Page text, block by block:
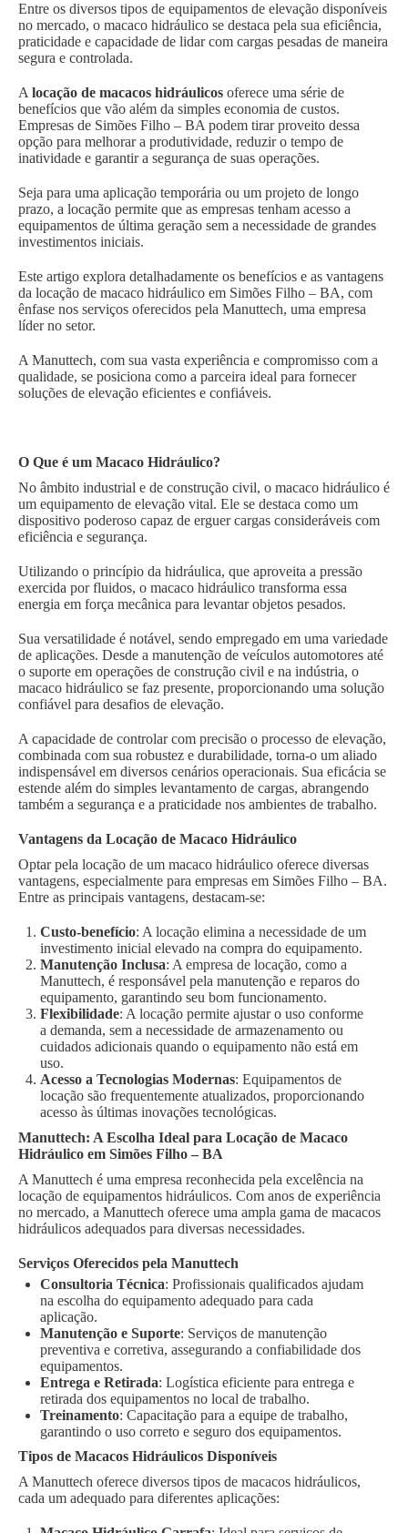
Entre os diversos tipos de equipamentos de elevação disponíveis
no mercado, o macaco hidráulico se destaca pela sua eficiência,
praticidade e capacidade de lidar com cargas pesadas de maneira
segura e controlada.
A locação de macacos hidráulicos oferece uma série de
benefícios que vão além da simples economia de custos.
Empresas de Simões Filho – BA podem tirar proveito dessa
opção para melhorar a produtividade, reduzir o tempo de
inatividade e garantir a segurança de suas operações.
Seja para uma aplicação temporária ou um projeto de longo
prazo, a locação permite que as empresas tenham acesso a
equipamentos de última geração sem a necessidade de grandes
investimentos iniciais.
Este artigo explora detalhadamente os benefícios e as vantagens
da locação de macaco hidráulico em Simões Filho – BA, com
ênfase nos serviços oferecidos pela Manuttech, uma empresa
líder no setor.
A Manuttech, com sua vasta experiência e compromisso com a
qualidade, se posiciona como a parceira ideal para fornecer
soluções de elevação eficientes e confiáveis.
O Que é um Macaco Hidráulico?
No âmbito industrial e de construção civil, o macaco hidráulico é
um equipamento de elevação vital. Ele se destaca como um
dispositivo poderoso capaz de erguer cargas consideráveis com
eficiência e segurança.
Utilizando o princípio da hidráulica, que aproveita a pressão
exercida por fluidos, o macaco hidráulico transforma essa
energia em força mecânica para levantar objetos pesados.
Sua versatilidade é notável, sendo empregado em uma variedade
de aplicações. Desde a manutenção de veículos automotores até
o suporte em operações de construção civil e na indústria, o
macaco hidráulico se faz presente, proporcionando uma solução
confiável para desafios de elevação.
A capacidade de controlar com precisão o processo de elevação,
combinada com sua robustez e durabilidade, torna-o um aliado
indispensável em diversos cenários operacionais. Sua eficácia se
estende além do simples levantamento de cargas, abrangendo
também a segurança e a praticidade nos ambientes de trabalho.
Vantagens da Locação de Macaco Hidráulico
Optar pela locação de um macaco hidráulico oferece diversas
vantagens, especialmente para empresas em Simões Filho – BA.
Entre as principais vantagens, destacam-se:
Custo-benefício: A locação elimina a necessidade de um
investimento inicial elevado na compra do equipamento.
Manutenção Inclusa: A empresa de locação, como a
Manuttech, é responsável pela manutenção e reparos do
equipamento, garantindo seu bom funcionamento.
Flexibilidade: A locação permite ajustar o uso conforme
a demanda, sem a necessidade de armazenamento ou
cuidados adicionais quando o equipamento não está em
uso.
Acesso a Tecnologias Modernas: Equipamentos de
locação são frequentemente atualizados, proporcionando
acesso às últimas inovações tecnológicas.
Manuttech: A Escolha Ideal para Locação de Macaco
Hidráulico em Simões Filho – BA
A Manuttech é uma empresa reconhecida pela excelência na
locação de equipamentos hidráulicos. Com anos de experiência
no mercado, a Manuttech oferece uma ampla gama de macacos
hidráulicos adequados para diversas necessidades.
Serviços Oferecidos pela Manuttech
Consultoria Técnica: Profissionais qualificados ajudam
na escolha do equipamento adequado para cada
aplicação.
Manutenção e Suporte: Serviços de manutenção
preventiva e corretiva, assegurando a confiabilidade dos
equipamentos.
Entrega e Retirada: Logística eficiente para entrega e
retirada dos equipamentos no local de trabalho.
Treinamento: Capacitação para a equipe de trabalho,
garantindo o uso correto e seguro dos equipamentos.
Tipos de Macacos Hidráulicos Disponíveis
A Manuttech oferece diversos tipos de macacos hidráulicos,
cada um adequado para diferentes aplicações: